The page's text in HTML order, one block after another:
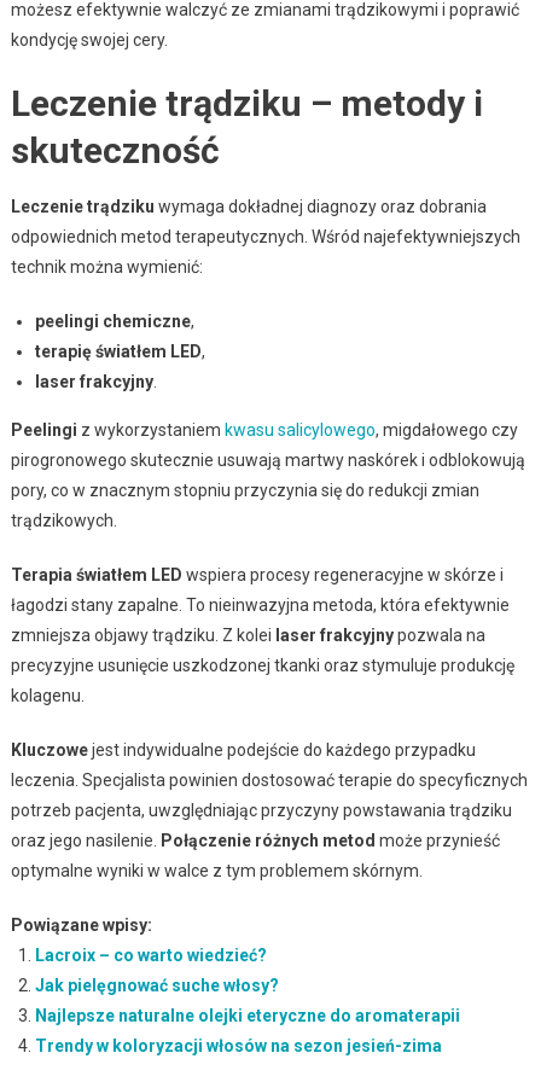
możesz efektywnie walczyć ze zmianami trądzikowymi i poprawić
kondycję swojej cery.
Leczenie trądziku – metody i
skuteczność
Leczenie trądziku wymaga dokładnej diagnozy oraz dobrania
odpowiednich metod terapeutycznych. Wśród najefektywniejszych
technik można wymienić:
peelingi chemiczne,
terapię światłem LED,
laser frakcyjny.
Peelingi z wykorzystaniem kwasu salicylowego, migdałowego czy
pirogronowego skutecznie usuwają martwy naskórek i odblokowują
pory, co w znacznym stopniu przyczynia się do redukcji zmian
trądzikowych.
Terapia światłem LED wspiera procesy regeneracyjne w skórze i
łagodzi stany zapalne. To nieinwazyjna metoda, która efektywnie
zmniejsza objawy trądziku. Z kolei laser frakcyjnypozwala na
precyzyjne usunięcie uszkodzonej tkanki oraz stymuluje produkcję
kolagenu.
Kluczowejest indywidualne podejście do każdego przypadku
leczenia. Specjalista powinien dostosować terapie do specyficznych
potrzeb pacjenta, uwzględniając przyczyny powstawania trądziku
oraz jego nasilenie.
Połączenie różnych metod może przynieść
optymalne wyniki w walce z tym problemem skórnym.
Powiązane wpisy:
Lacroix – co warto wiedzieć?
Jak pielęgnować suche włosy?
Najlepsze naturalne olejki eteryczne do aromaterapii
Trendy w koloryzacji włosów na sezon jesień-zima